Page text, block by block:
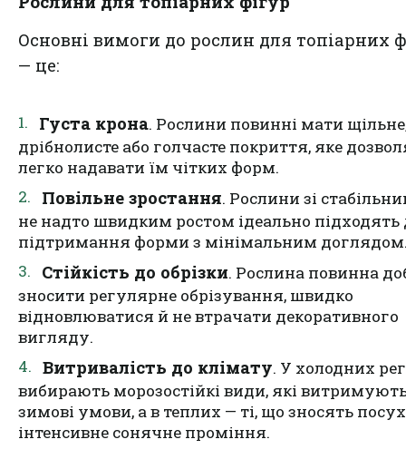
Основні вимоги до рослин для топіарних
— це:
Густа крона. Рослини повинні мати
дрібнолисте або голчасте покриття, яке
легко надавати їм чітких форм.
Повільне зростання. Рослини зі
не надто швидким ростом ідеально підходять
підтримання форми з мінімальним
Стійкість до обрізки. Рослина повинна
зносити регулярне обрізування, швидко
відновлюватися й не втрачати декоративного
вигляду.
Витривалість до клімату. У холодних
вибирають морозостійкі види, які
зимові умови, а в теплих — ті, що зносять
інтенсивне сонячне проміння.